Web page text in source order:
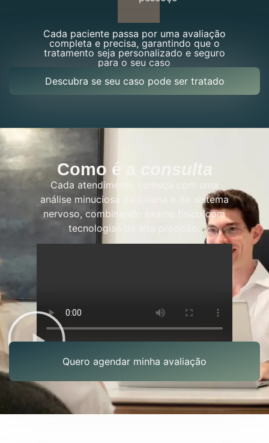
Cada paciente passa por uma avaliação
completa e precisa, garantindo que o
tratamento seja personalizado e seguro
para o seu caso
Descubra se seu caso pode ser tratado
Como é a consulta
Cada atendimento começa com uma
análise minuciosa da coluna e do sistema
nervoso, combinando exame físico com
tecnologias de alta precisão.
Quero agendar minha avaliação